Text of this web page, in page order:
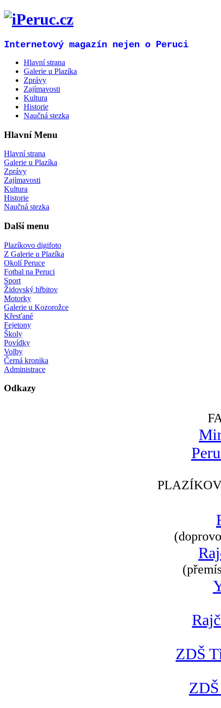
Internetový magazín nejen o Peruci
Hlavní strana
Galerie u Plazíka
Zprávy
Zajímavosti
Kultura
Historie
Naučná stezka
Hlavní Menu
Hlavní strana
Galerie u Plazíka
Zprávy
Zajímavosti
Kultura
Historie
Naučná stezka
Další menu
Plazíkovo digifoto
Z Galerie u Plazíka
Okolí Peruce
Fotbal na Peruci
Sport
Židovský hřbitov
Motorky
Galerie u Kozorožce
Křesťané
Fejetony
Školy
Povídky
Volby
Černá kronika
Administrace
Odkazy
ZDŠ